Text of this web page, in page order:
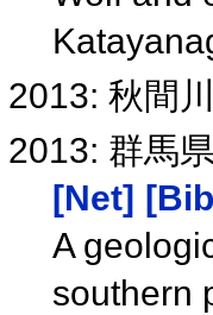
2013: 秋間
2013: 群馬
[Net]
A
southern